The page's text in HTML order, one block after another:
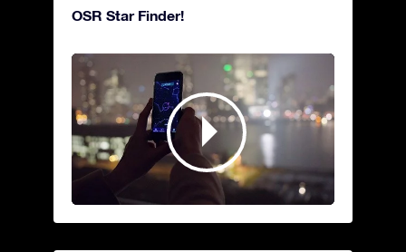
OSR Star Finder!